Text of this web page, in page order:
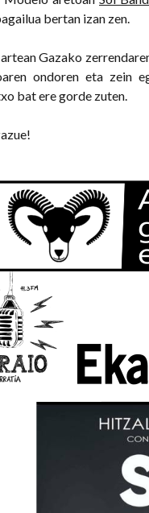
bertan izan zen.
Gazako
ondoren eta zein
bat ere gorde zuten.